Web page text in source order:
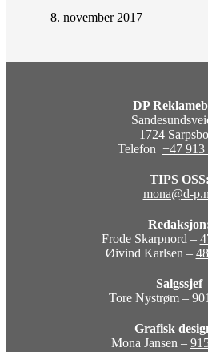
8. november 2017
DP
1724
Telefon +47 913
TIPS OSS:
mona@d-
Frode Skarpnord –
Øivind Karlsen –
Salgssjef
Tore Nystrøm –
Grafisk
Mona Jansen –